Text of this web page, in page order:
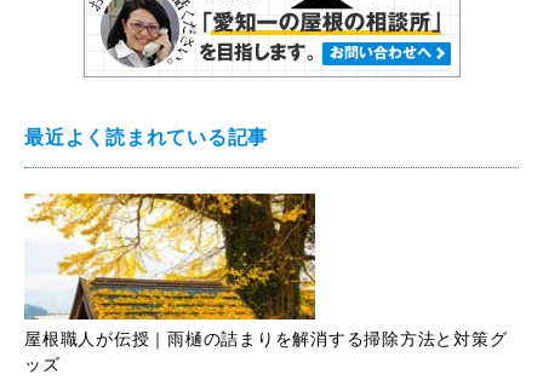
最近よく読まれている記事
屋根職人が伝授｜雨樋の詰まりを解消する掃除方法と対策グ
ッズ